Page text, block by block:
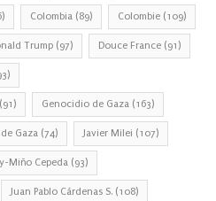
Colombia (89) Colombie (109)
Trump (97) Douce France (91)
(91) Genocidio de Gaza (163)
Gaza (74) Javier Milei (107)
y-Miño Cepeda (93)
Juan Pablo Cárdenas S. (108)